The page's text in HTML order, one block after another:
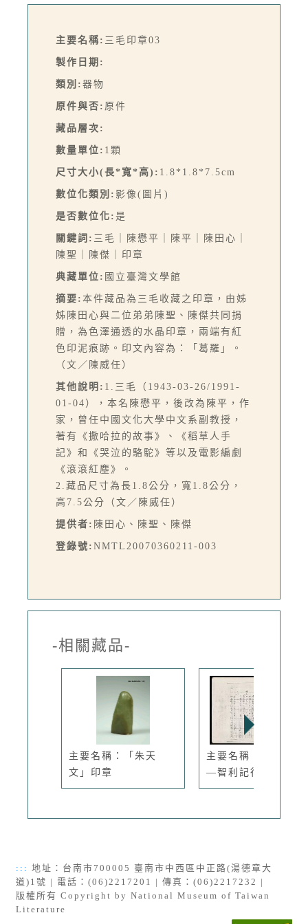
主要名稱: 三毛印章03
製作日期:
類別: 器物
原件與否: 原件
藏品層次:
數量單位: 1顆
尺寸大小(長*寬*高): 1.8*1.8*7.5cm
數位化類別: 影像(圖片)
是否數位化: 是
關鍵詞: 三毛｜陳懋平｜陳平｜陳田心｜
陳聖｜陳傑｜印章
典藏單位: 國立臺灣文學館
摘要: 本件藏品為三毛收藏之印章，由姊
姊陳田心與二位弟弟陳聖、陳傑共同捐
贈，為色澤通透的水晶印章，兩端有紅
色印泥痕跡。印文內容為：「葛羅」。
（文／陳威任）
其他說明: 1.三毛（1943-03-26/1991-
01-04），本名陳懋平，後改為陳平，作
家，曾任中國文化大學中文系副教授，
著有《撒哈拉的故事》、《稻草人手
記》和《哭泣的駱駝》等以及電影編劇
《滾滾紅塵》。
2.藏品尺寸為長1.8公分，寬1.8公分，
高7.5公分（文／陳威任）
提供者: 陳田心、陳聖、陳傑
登錄號: NMTL20070360211-003
-相關藏品-
主要名稱：「朱天
文」印章
主要名稱：智利五日
—智利記行...
::: 地址：台南市700005 臺南市中西區中正路(湯德章大
道)1號 | 電話：(06)2217201 | 傳真：(06)2217232 |
版權所有 Copyright by National Museum of Taiwan
Literature